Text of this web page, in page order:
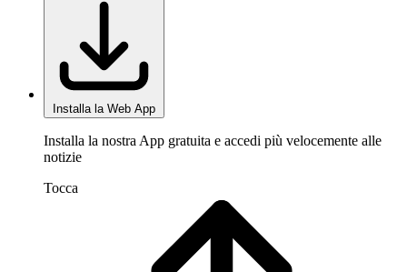
Installa la Web App
Installa la nostra App gratuita e accedi più velocemente alle
notizie
Tocca